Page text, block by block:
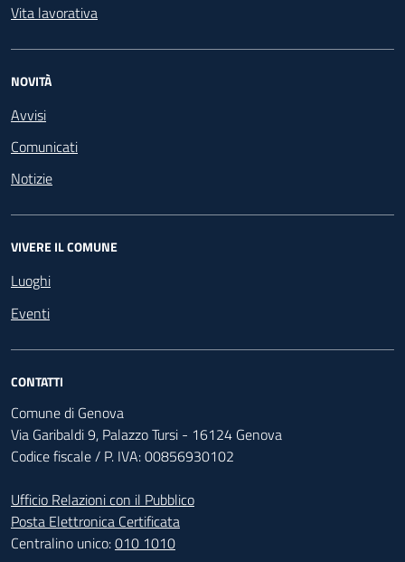
Vita lavorativa
NOVITÀ
Avvisi
Comunicati
Notizie
VIVERE IL COMUNE
Luoghi
Eventi
CONTATTI
Comune di Genova
Via Garibaldi 9, Palazzo Tursi - 16124 Genova
Codice fiscale / P. IVA: 00856930102
Ufficio Relazioni con il Pubblico
Posta Elettronica Certificata
Centralino unico:010 1010